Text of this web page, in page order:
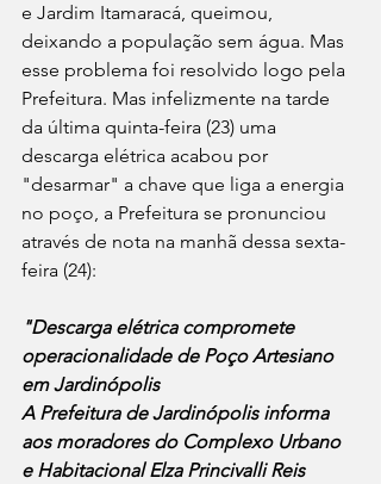
e Jardim Itamaracá, queimou,
deixando a população sem água. Mas
esse problema foi resolvido logo pela
Prefeitura. Mas infelizmente na tarde
da última quinta-feira (23) uma
descarga elétrica acabou por
"desarmar" a chave que liga a energia
no poço, a Prefeitura se pronunciou
através de nota na manhã dessa sexta-
feira (24):
"Descarga elétrica compromete
operacionalidade de Poço Artesiano
em Jardinópolis
A Prefeitura de Jardinópolis informa
aos moradores do Complexo Urbano
e Habitacional Elza Princivalli Reis